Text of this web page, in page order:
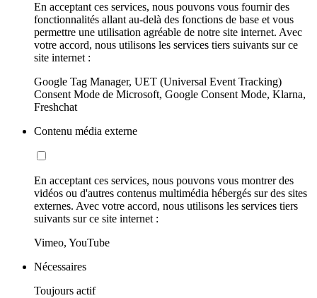
En acceptant ces services, nous pouvons vous fournir des
fonctionnalités allant au-delà des fonctions de base et vous
permettre une utilisation agréable de notre site internet. Avec
votre accord, nous utilisons les services tiers suivants sur ce
site internet :
Google Tag Manager, UET (Universal Event Tracking)
Consent Mode de Microsoft, Google Consent Mode, Klarna,
Freshchat
Contenu média externe
En acceptant ces services, nous pouvons vous montrer des
vidéos ou d'autres contenus multimédia hébergés sur des sites
externes. Avec votre accord, nous utilisons les services tiers
suivants sur ce site internet :
Vimeo, YouTube
Nécessaires
Toujours actif